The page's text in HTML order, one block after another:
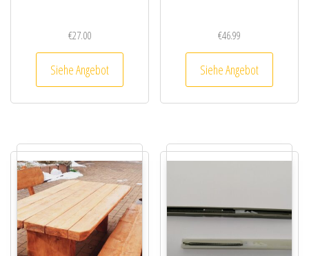
€27.00
Siehe Angebot
€46.99
Siehe Angebot